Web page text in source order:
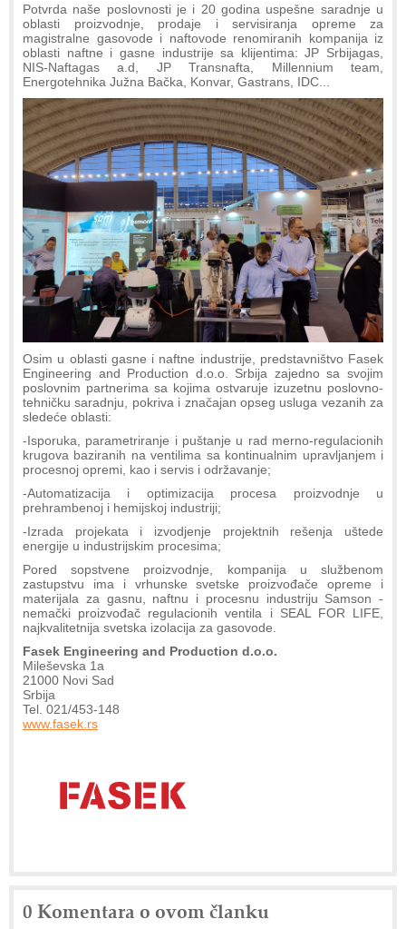
Potvrda naše poslovnosti je i 20 godina uspešne saradnje u
oblasti proizvodnje, prodaje i servisiranja opreme za
magistralne gasovode i naftovode renomiranih kompanija iz
oblasti naftne i gasne industrije sa klijentima: JP Srbijagas,
NIS-Naftagas a.d, JP Transnafta, Millennium team,
Energotehnika Južna Bačka, Konvar, Gastrans, IDC...
Osim u oblasti gasne i naftne industrije, predstavništvo Fasek
Engineering and Production d.o.o. Srbija zajedno sa svojim
poslovnim partnerima sa kojima ostvaruje izuzetnu poslovno-
tehničku saradnju, pokriva i značajan opseg usluga vezanih za
sledeće oblasti:
-Isporuka, parametriranje i puštanje u rad merno-regulacionih
krugova baziranih na ventilima sa kontinualnim upravljanjem i
procesnoj opremi, kao i servis i održavanje;
-Automatizacija i optimizacija procesa proizvodnje u
prehrambenoj i hemijskoj industriji;
-Izrada projekata i izvodjenje projektnih rešenja uštede
energije u industrijskim procesima;
Pored sopstvene proizvodnje, kompanija u službenom
zastupstvu ima i vrhunske svetske proizvođače opreme i
materijala za gasnu, naftnu i procesnu industriju Samson -
nemački proizvođač regulacionih ventila i SEAL FOR LIFE,
najkvalitetnija svetska izolacija za gasovode.
Fasek Engineering and Production d.o.o.
Mileševska 1a
21000 Novi Sad
Srbija
Tel. 021/453-148
www.fasek.rs
0 Komentara o ovom članku